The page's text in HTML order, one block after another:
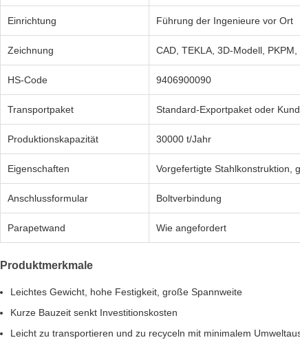
Einrichtung Führung der Ingenieure vor Ort
Zeichnung CAD, TEKLA, 3D-Modell, PKPM,
HS-Code 9406900090
Transportpaket Standard-Exportpaket oder
Produktionskapazität 30000 t/Jahr
Eigenschaften Vorgefertigte Stahlkonstruktion,
Anschlussformular Boltverbindung
Parapetwand Wie angefordert
Produktmerkmale
Leichtes Gewicht, hohe Festigkeit, große Spannweite
Kurze Bauzeit senkt Investitionskosten
Leicht zu transportieren und zu recyceln mit minimalem